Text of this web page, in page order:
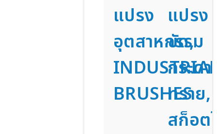
แปรง
อุตสาหกรรม
BRUSHES
แปรง
ขัด,
กระด
ทราย,
สก็อต